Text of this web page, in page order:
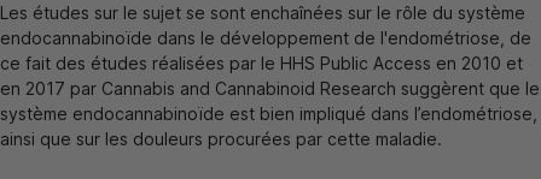
Les études sur le sujet se sont enchaînées sur le rôle du système
endocannabinoïde dans le développement de l'endométriose, de
ce fait des études réalisées par le HHS Public Access en 2010 et
en 2017 par Cannabis and Cannabinoid Research suggèrent que le
système endocannabinoïde est bien impliqué dans l’endométriose,
ainsi que sur les douleurs procurées par cette maladie.